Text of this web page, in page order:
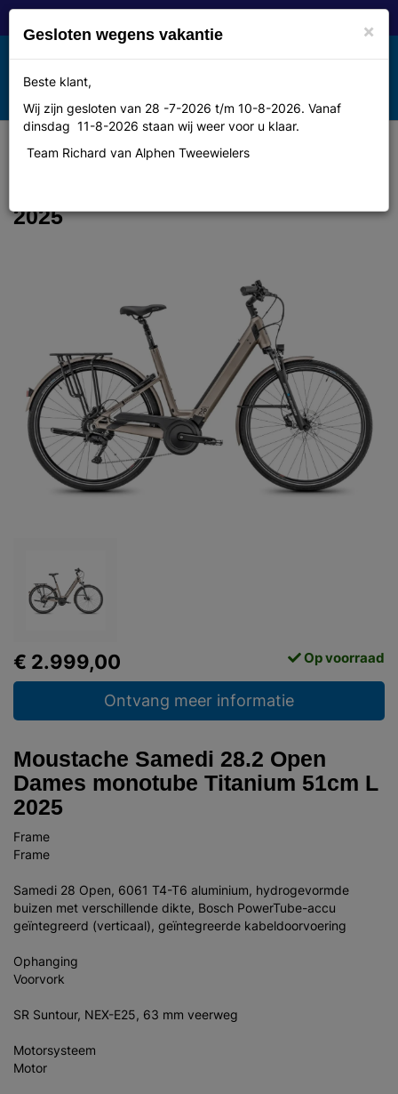
Toggle
navigation
MENU
Moustache Samedi 28.2 Open
2025
€ 2.999,00 Op voorraad
Ontvang meer informatie
Moustache Samedi 28.2 Open
Dames monotube Titanium 51cm L
2025
Frame
Frame
Samedi 28 Open, 6061 T4-T6 aluminium, hydrogevormde
buizen met verschillende dikte, Bosch PowerTube-accu
geïntegreerd (verticaal), geïntegreerde kabeldoorvoering
Ophanging
Voorvork
SR Suntour, NEX-E25, 63 mm veerweg
Motorsysteem
Motor
×
Gesloten wegens vakantie
Beste klant,
Wij zijn gesloten van 28 -7-2026 t/m 10-8-2026. Vanaf
dinsdag 11-8-2026 staan wij weer voor u klaar.
Team Richard van Alphen Tweewielers